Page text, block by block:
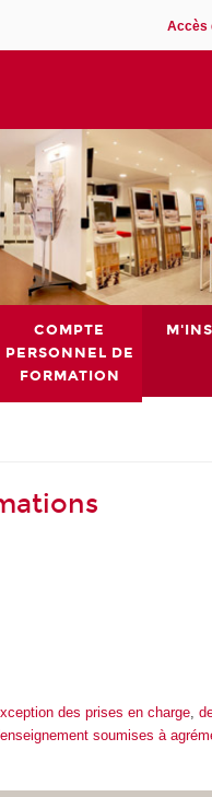
Accès
COMPTE
PERSONNEL DE
FORMATION
des prises en charge ,
soumises à